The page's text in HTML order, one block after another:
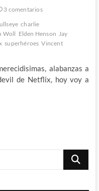
3 comentarios
charlie
Woll Elden Henson Jay
superhéroes Vincent
alabanzas a
de Netflix, hoy voy a
Buscar